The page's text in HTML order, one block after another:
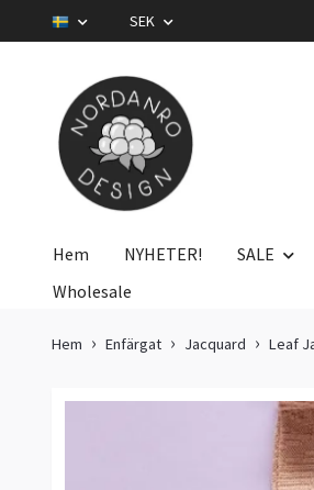
SEK
Hem NYHETER! SALE
Wholesale
Hem Enfärgat Jacquard Leaf